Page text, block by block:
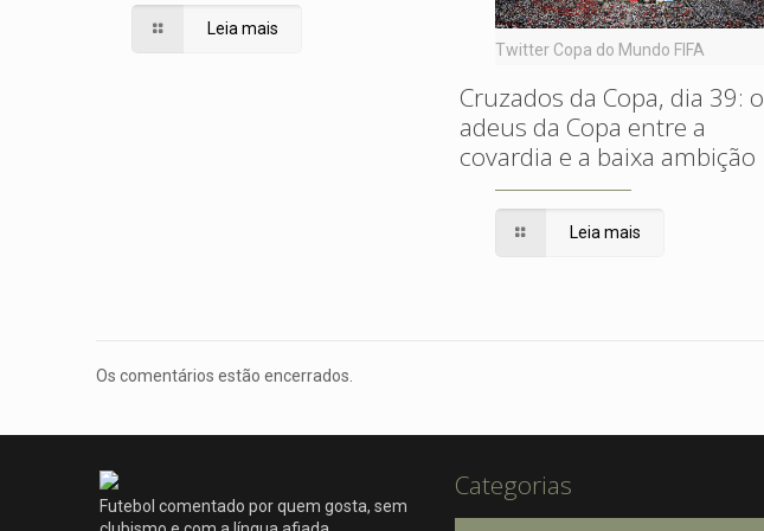
Leia mais
Twitter Copa do Mundo FIFA
Cruzados da Copa, dia 39: o
adeus da Copa entre a
covardia e a baixa ambição
Leia mais
Os comentários estão encerrados.
Futebol comentado por quem gosta, sem
Categorias